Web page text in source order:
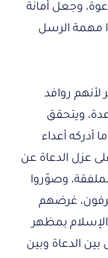
وجعل أمانة
مهمة الرسل
لأنهم روافد
ويتحقق
أدركه أعداء
عزل الدعاة عن
وصوّروا
غرضهم
بمظهر
الدعاة وبين